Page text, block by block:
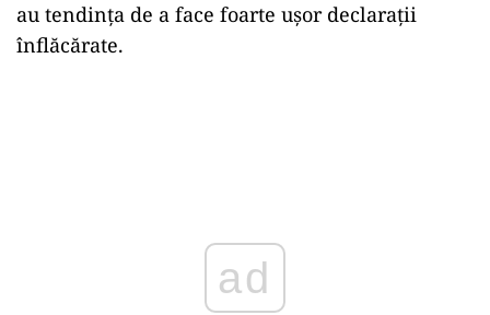
au tendința de a face foarte ușor declarații
înflăcărate.
ad